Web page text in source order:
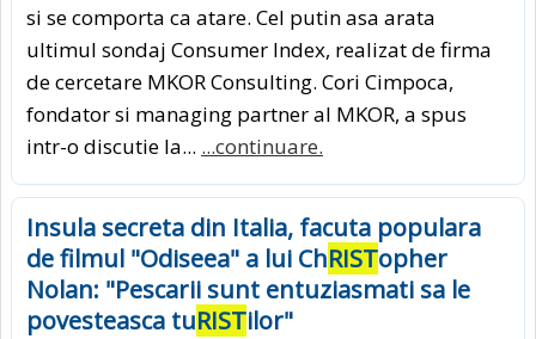
si se comporta ca atare. Cel putin asa arata
ultimul sondaj Consumer Index, realizat de firma
de cercetare MKOR Consulting. Cori Cimpoca,
fondator si managing partner al MKOR, a spus
intr-o discutie la... ...continuare.
Insula secreta din Italia, facuta populara
de filmul "Odiseea" a lui ChRISTopher
Nolan: "Pescarii sunt entuziasmati sa le
povesteasca tuRISTilor"